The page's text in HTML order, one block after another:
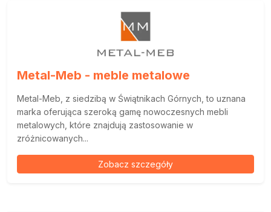
Metal-Meb - meble metalowe
Metal-Meb, z siedzibą w Świątnikach Górnych, to uznana
marka oferująca szeroką gamę nowoczesnych mebli
metalowych, które znajdują zastosowanie w
zróżnicowanych...
Zobacz szczegóły